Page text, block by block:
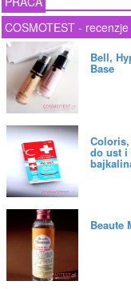
COSMOTEST -
Bell,
Base
do ust i
Beaute